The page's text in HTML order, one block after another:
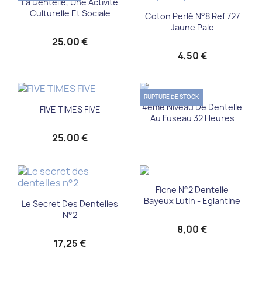
Culturelle Et Sociale
25,00 €
Coton Perlé N°8 Ref 727
Jaune Pale
4,50 €
FIVE TIMES FIVE
25,00 €
4ème Niveau De Dentelle
Au Fuseau 32 Heures
RUPTURE DE STOCK
Le Secret Des Dentelles
N°2
17,25 €
Fiche N°2 Dentelle
Bayeux Lutin - Eglantine
8,00 €